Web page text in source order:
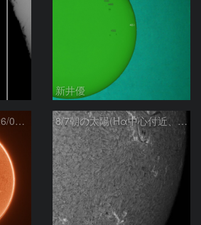
新井優
太陽 Hα線全面像 2026/08/07 8/7朝の太陽(Hα中心付近、4498、4502付近)